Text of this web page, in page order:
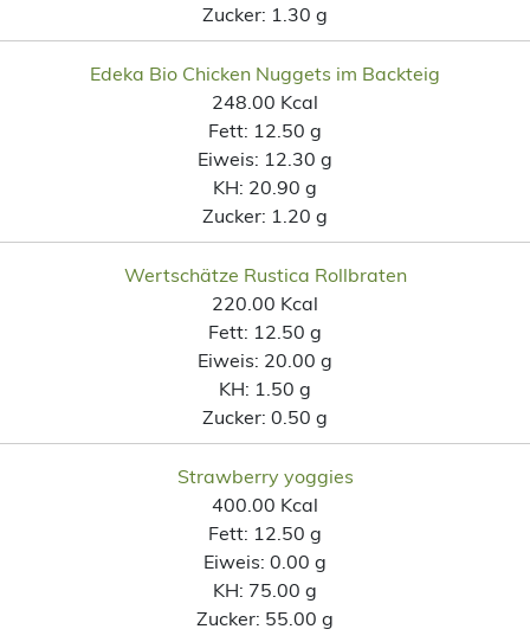
Zucker: 1.30 g
Edeka Bio Chicken Nuggets im Backteig
248.00 Kcal
Fett: 12.50 g
Eiweis: 12.30 g
KH: 20.90 g
Zucker: 1.20 g
Wertschätze Rustica Rollbraten
220.00 Kcal
Fett: 12.50 g
Eiweis: 20.00 g
KH: 1.50 g
Zucker: 0.50 g
Strawberry yoggies
400.00 Kcal
Fett: 12.50 g
Eiweis: 0.00 g
KH: 75.00 g
Zucker: 55.00 g